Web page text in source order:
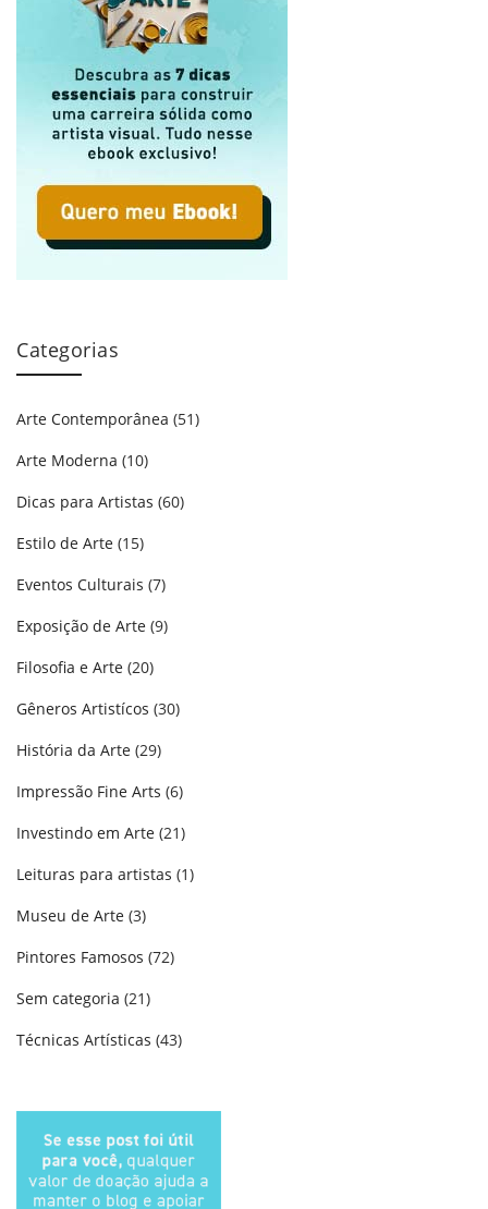
Categorias
Arte Contemporânea (51)
Arte Moderna (10)
Dicas para Artistas (60)
Estilo de Arte (15)
Eventos Culturais (7)
Exposição de Arte (9)
Filosofia e Arte (20)
Gêneros Artistícos (30)
História da Arte (29)
Impressão Fine Arts (6)
Investindo em Arte (21)
Leituras para artistas (1)
Museu de Arte (3)
Pintores Famosos (72)
Sem categoria (21)
Técnicas Artísticas (43)